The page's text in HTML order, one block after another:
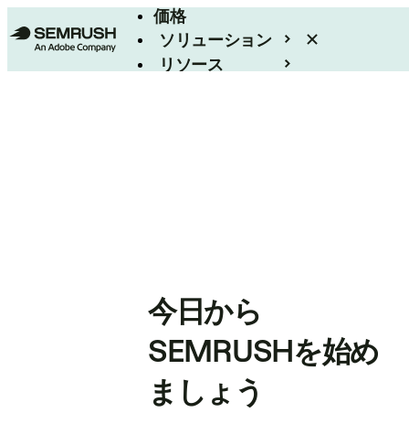
価格
ソリューション
リソース
今日から
SEMRUSHを始め
ましょう